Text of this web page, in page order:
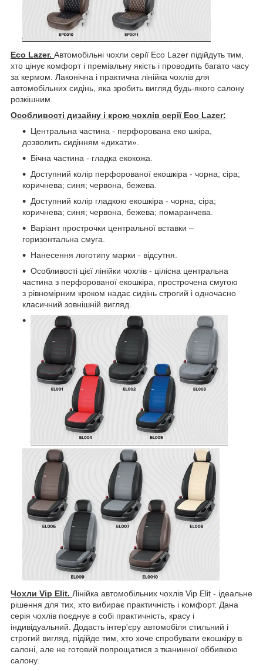
Eco Lazer. Автомобільні чохли серії Eco Lazer підійдуть тим,
хто цінує комфорт і преміальну якість і проводить багато часу
за кермом. Лаконічна і практична лінійка чохлів для
автомобільних сидінь, яка зробить вигляд будь-якого салону
розкішним.
Особливості дизайну і крою чохлів серії Eco Lazer:
Центральна частина - перфорована еко шкіра,
дозволить сидінням «дихати».
Бічна частина - гладка екокожа.
Доступний колір перфорованої екошкіра - чорна; сіра;
коричнева; синя; червона, бежева.
Доступний колір гладкою екошкіра - чорна; сіра;
коричнева; синя; червона, бежева; помаранчева.
Варіант прострочки центральної вставки –
горизонтальна смуга.
Нанесення логотипу марки - відсутня.
Особливості цієї лінійки чохлів - цілісна центральна
частина з перфорованої екошкіра, прострочена смугою
з рівномірним кроком надає сидінь строгий і одночасно
класичний зовнішній вигляд.
Чохли Vip Elit. Лінійка автомобільних чохлів Vip Elit - ідеальне
рішення для тих, хто вибирає практичність і комфорт. Дана
серія чохлів поєднує в собі практичність, красу і
індивідуальний. Додасть інтер'єру автомобіля стильний і
строгий вигляд, підійде тим, хто хоче спробувати екошкіру в
салоні, але не готовий попрощатися з тканинної оббивкою
салону.